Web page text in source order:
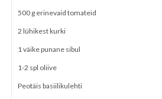
500 g erinevaid tomateid
2 lühikest kurki
1 väike punane sibul
1-2 spl oliive
Peotäis basiilikulehti